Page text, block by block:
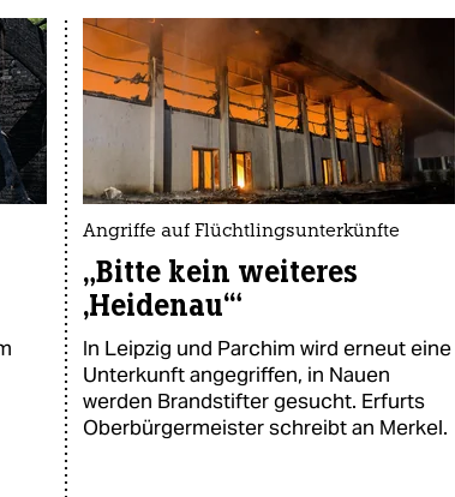
Angriffe auf Flüchtlingsunterkünfte
„Bitte kein weiteres
‚Heidenau‘“
In Leipzig und Parchim wird erneut eine
Unterkunft angegriffen, in Nauen
werden Brandstifter gesucht. Erfurts
Oberbürgermeister schreibt an Merkel.